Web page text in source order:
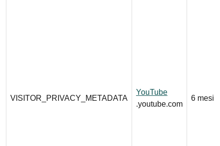
VISITOR_PRIVACY_METADATA
YouTube
.youtube.com
6 mesi